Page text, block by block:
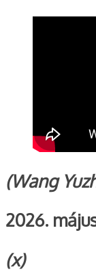
(Wang
2026.
(x)